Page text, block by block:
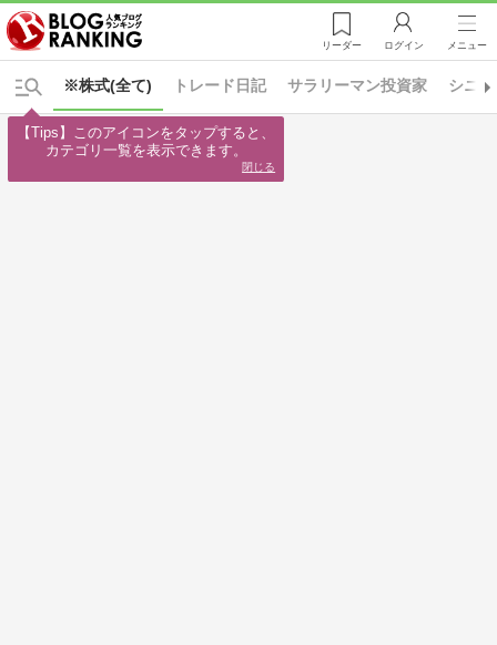
リーダー ログイン メニュー
※株式(全て) トレード日記 サラリーマン投資家 シニ
【Tips】このアイコンをタップすると、
カテゴリ一覧を表示できます。
閉じる